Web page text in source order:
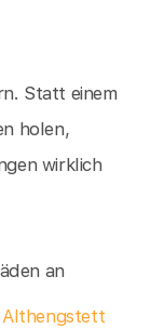
Statt einem
holen,
wirklich
an
Althengstett